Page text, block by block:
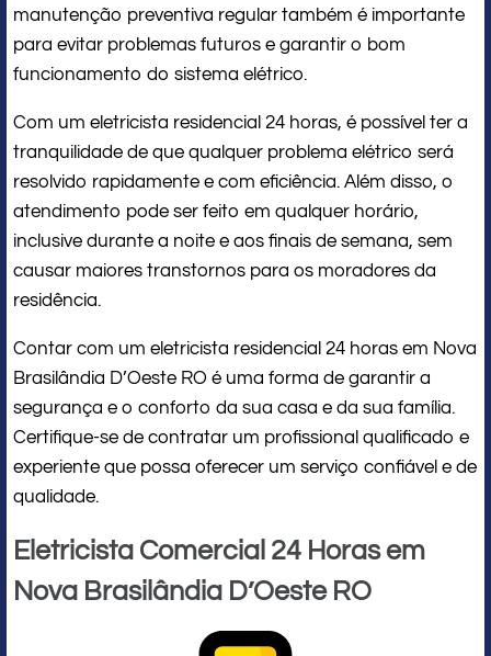
manutenção preventiva regular também é importante
para evitar problemas futuros e garantir o bom
funcionamento do sistema elétrico.
Com um eletricista residencial 24 horas, é possível ter a
tranquilidade de que qualquer problema elétrico será
resolvido rapidamente e com eficiência. Além disso, o
atendimento pode ser feito em qualquer horário,
inclusive durante a noite e aos finais de semana, sem
causar maiores transtornos para os moradores da
residência.
Contar com um eletricista residencial 24 horas em Nova
Brasilândia D’Oeste RO é uma forma de garantir a
segurança e o conforto da sua casa e da sua família.
Certifique-se de contratar um profissional qualificado e
experiente que possa oferecer um serviço confiável e de
qualidade.
Eletricista Comercial 24 Horas em
Nova Brasilândia D’Oeste RO